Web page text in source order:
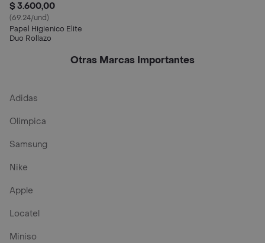
$ 3.600,00
(69.24/und)
Papel Higienico Elite
Duo Rollazo
Otras Marcas Importantes
Adidas
Olimpica
Samsung
Nike
Apple
Locatel
Miniso